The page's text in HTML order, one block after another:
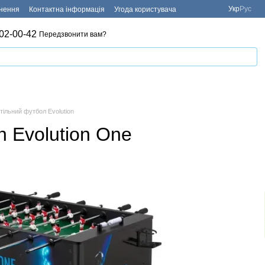
Контактна інформація Угода користувача УкрРус
00-42 Передзвонити вам?
футбол Evolution
Evolution One